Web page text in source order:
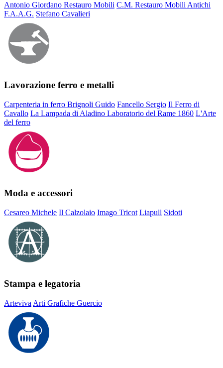
Antonio Giordano Restauro Mobili C.M. Restauro Mobili Antichi
F.A.A.G. Stefano Cavalieri
Lavorazione ferro e metalli
Carpenteria in ferro Brignoli Guido Fancello Sergio Il Ferro di
Cavallo La Lampada di Aladino Laboratorio del Rame 1860 L'Arte
del ferro
Moda e accessori
Cesareo Michele Il Calzolaio Imago Tricot Liapull Sidoti
Stampa e legatoria
Arteviva Arti Grafiche Guercio